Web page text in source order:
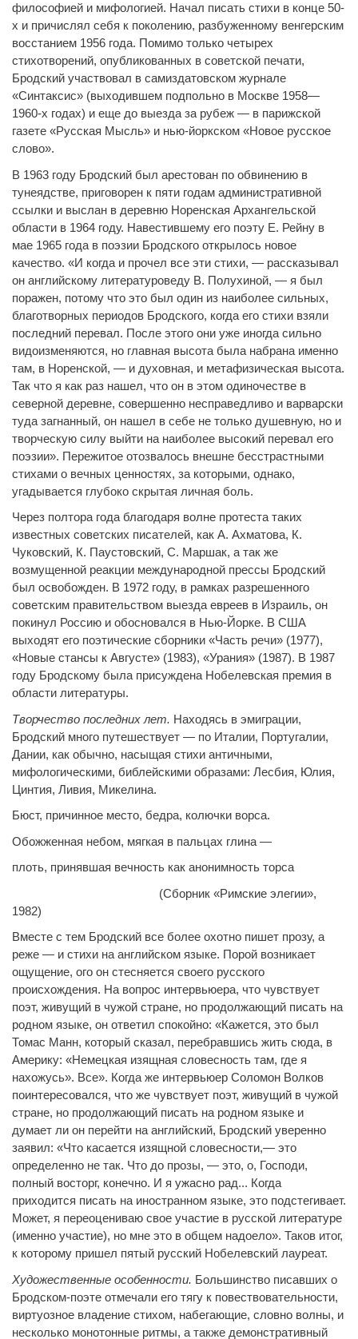
философией и мифологией. Начал писать стихи в конце 50-
х и причислял себя к поколению, разбуженному венгерским
восстанием 1956 года. Помимо только четырех
стихотворений, опубликованных в советской печати,
Бродский участвовал в самиздатовском журнале
«Синтаксис» (выходившем подпольно в Москве 1958—
1960-х годах) и еще до выезда за рубеж — в парижской
газете «Русская Мысль» и нью-йоркском «Новое русское
слово».
В 1963 году Бродский был арестован по обвинению в
тунеядстве, приговорен к пяти годам административной
ссылки и выслан в деревню Норенская Архангельской
области в 1964 году. Навестившему его поэту Е. Рейну в
мае 1965 года в поэзии Бродского открылось новое
качество. «И когда и прочел все эти стихи, — рассказывал
он английскому литературоведу В. Полухиной, — я был
поражен, потому что это был один из наиболее сильных,
благотворных периодов Бродского, когда его стихи взяли
последний перевал. После этого они уже иногда сильно
видоизменяются, но главная высота была набрана именно
там, в Норенской, — и духовная, и метафизическая высота.
Так что я как раз нашел, что он в этом одиночестве в
северной деревне, совершенно несправедливо и варварски
туда загнанный, он нашел в себе не только душевную, но и
творческую силу выйти на наиболее высокий перевал его
поэзии». Пережитое отозвалось внешне бесстрастными
стихами о вечных ценностях, за которыми, однако,
угадывается глубоко скрытая личная боль.
Через полтора года благодаря волне протеста таких
известных советских писателей, как А. Ахматова, К.
Чуковский, К. Паустовский, С. Маршак, а так же
возмущенной реакции международной прессы Бродский
был освобожден. В 1972 году, в рамках разрешенного
советским правительством выезда евреев в Израиль, он
покинул Россию и обосновался в Нью-Йорке. В США
выходят его поэтические сборники «Часть речи» (1977),
«Новые стансы к Августе» (1983), «Урания» (1987). В 1987
году Бродскому была присуждена Нобелевская премия в
области литературы.
Творчество последних лет. Находясь в эмиграции,
Бродский много путешествует — по Италии, Португалии,
Дании, как обычно, насыщая стихи античными,
мифологическими, библейскими образами: Лесбия, Юлия,
Цинтия, Ливия, Микелина.
Бюст, причинное место, бедра, колючки ворса.
Обожженная небом, мягкая в пальцах глина —
плоть, принявшая вечность как анонимность торса
(Сборник «Римские элегии»,
1982)
Вместе с тем Бродский все более охотно пишет прозу, а
реже — и стихи на английском языке. Порой возникает
ощущение, ого он стесняется своего русского
происхождения. На вопрос интервьюера, что чувствует
поэт, живущий в чужой стране, но продолжающий писать на
родном языке, он ответил спокойно: «Кажется, это был
Томас Манн, который сказал, перебравшись жить сюда, в
Америку: «Немецкая изящная словесность там, где я
нахожусь». Все». Когда же интервьюер Соломон Волков
поинтересовался, что же чувствует поэт, живущий в чужой
стране, но продолжающий писать на родном языке и
думает ли он перейти на английский, Бродский уверенно
заявил: «Что касается изящной словесности,— это
определенно не так. Что до прозы, — это, о, Господи,
полный восторг, конечно. И я ужасно рад... Когда
приходится писать на иностранном языке, это подстегивает.
Может, я переоцениваю свое участие в русской литературе
(именно участие), но мне это в общем надоело». Таков итог,
к которому пришел пятый русский Нобелевский лауреат.
Художественные особенности. Большинство писавших о
Бродском-поэте отмечали его тягу к повествовательности,
виртуозное владение стихом, набегающие, словно волны, и
несколько монотонные ритмы, а также демонстративный